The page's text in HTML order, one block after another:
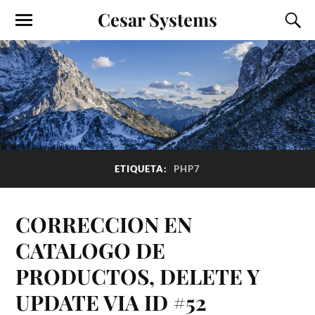
Cesar Systems
ETIQUETA: PHP7
CORRECCION EN
CATALOGO DE
PRODUCTOS, DELETE Y
UPDATE VIA ID #52